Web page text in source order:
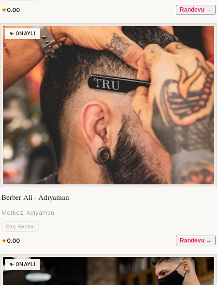
0.00 Randevu →
✨ ONAYLI
Berber Ali - Adıyaman
Merkez, Adıyaman
Saç Kesimi
0.00 Randevu →
✨ ONAYLI